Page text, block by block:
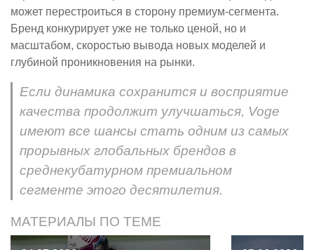
может перестроиться в сторону премиум-сегмента.
Бренд конкурирует уже не только ценой, но и
масштабом, скоростью вывода новых моделей и
глубиной проникновения на рынки.
Если динамика сохранится и восприятие
качества продолжит улучшаться, Voge
имеют все шансы стать одним из самых
прорывных глобальных брендов в
среднекубатурном премиальном
сегменте этого десятилетия.
МАТЕРИАЛЫ ПО ТЕМЕ